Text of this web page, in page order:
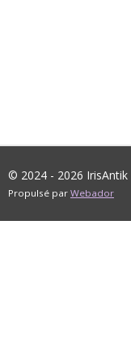
© 2024 - 2026 IrisAntik
Propulsé par Webador